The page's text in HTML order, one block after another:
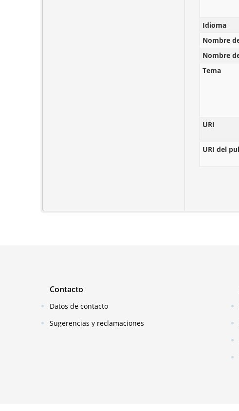
Idioma
Nombre
Nombre
Tema
URI
URI del
Contacto
Datos de contacto
Sugerencias y reclamaciones